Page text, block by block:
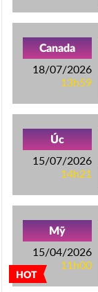
Canada
18/07/2026
13h59
Úc
15/07/2026
14h21
HOT
Mỹ
15/04/2026
11h00